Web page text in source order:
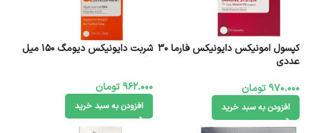
کپسول امونیکس دایونیکس فارما 30
عددی
970.000 تومان
افزودن به سبد خرید
شربت دایونیکس دیومگ 150 میل
962.000 تومان
افزودن به سبد خرید